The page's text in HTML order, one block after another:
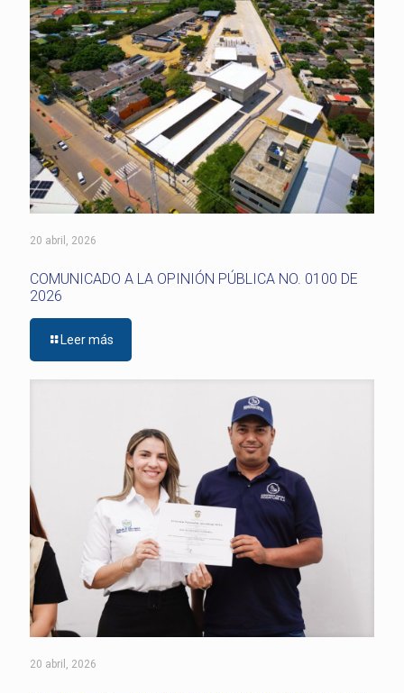
20 abril, 2026
COMUNICADO A LA OPINIÓN PÚBLICA NO. 0100 DE
2026
Leer más
20 abril, 2026